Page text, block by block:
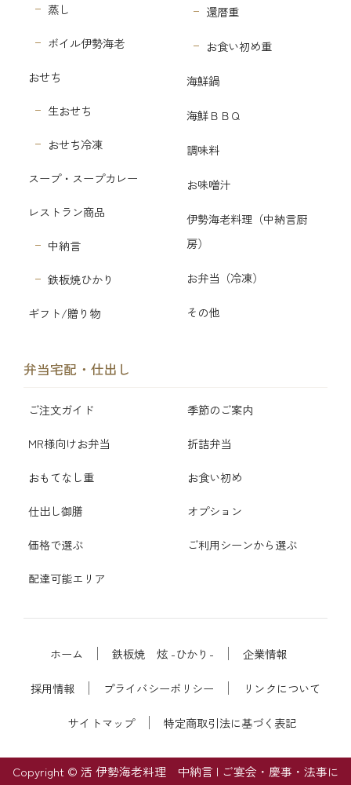
蒸し
ボイル伊勢海老
おせち
生おせち
おせち冷凍
スープ・スープカレー
レストラン商品
中納言
鉄板焼ひかり
ギフト/贈り物
還暦重
お食い初め重
海鮮鍋
海鮮ＢＢＱ
調味料
お味噌汁
伊勢海老料理（中納言厨
房）
お弁当（冷凍）
その他
弁当宅配・仕出し
ご注文ガイド 季節のご案内
MR様向けお弁当 折詰弁当
おもてなし重 お食い初め
仕出し御膳 オプション
価格で選ぶ ご利用シーンから選ぶ
配達可能エリア
ホーム 鉄板焼 炫 -ひかり- 企業情報
採用情報 プライバシーポリシー リンクについて
サイトマップ 特定商取引法に基づく表記
Copyright © 活 伊勢海老料理 中納言 | ご宴会・慶事・法事に